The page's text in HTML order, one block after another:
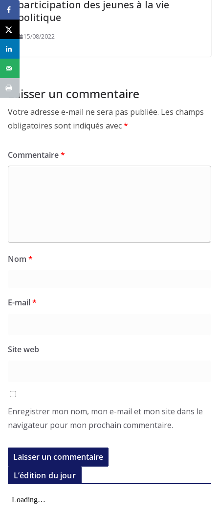
participation des jeunes à la vie
politique
15/08/2022
Laisser un commentaire
Votre adresse e-mail ne sera pas publiée. Les champs
obligatoires sont indiqués avec*
Commentaire*
Nom *
E-mail*
Site web
Enregistrer mon nom, mon e-mail et mon site dans le
navigateur pour mon prochain commentaire.
L’édition du jour